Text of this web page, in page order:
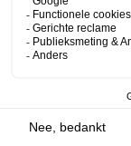
zijn op zich
vroeger en voor
moment, maar